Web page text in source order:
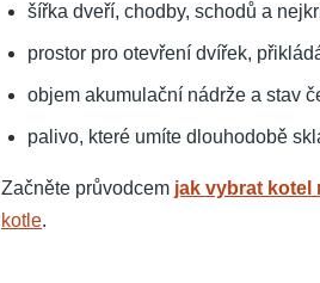
šířka dveří, chodby, schodů a
prostor pro otevření dvířek,
objem akumulační nádrže a stav
palivo, které umíte dlouhodobě
Začněte průvodcem jak vybrat kotel
kotle.